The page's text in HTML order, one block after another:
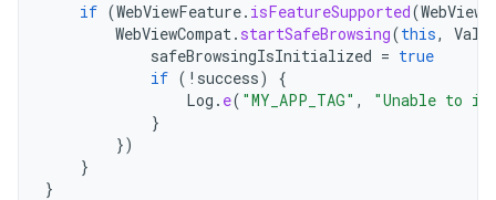
if (WebViewFeature. isFeatureSupported(
WebViewCompat. startSafeBrowsing(this,
safeBrowsingIsInitialized = true
if ( ! success)
{
Log . e( "MY_APP_TAG" ,
"Unable to
}
})
}
}